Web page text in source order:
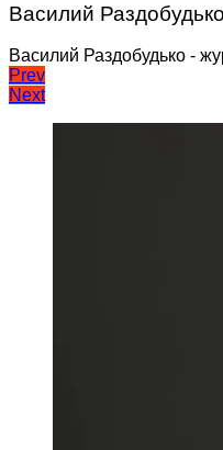
Василий Раздобудько
Василий Раздобудько -
Навігація
записів
Prev
Next